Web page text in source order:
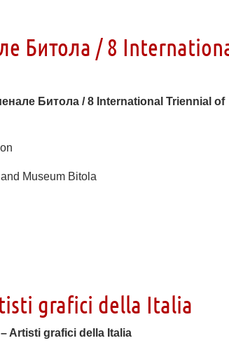
Битола / 8
Битола /8 International Triennial of
Museum Bitola
grafici della Italia
Artisti grafici della Italia